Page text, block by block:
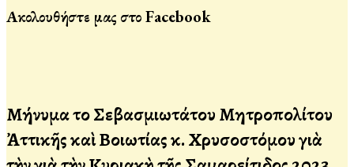
Ακολουθήστε μας στο Facebook
Μήνυμα τοῦ Σεβασμιωτάτου Μητροπολίτου
Ἀττικῆς καὶ Βοιωτίας κ. Χρυσοστόμου γιὰ